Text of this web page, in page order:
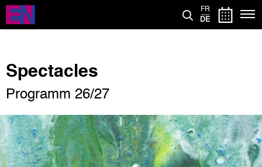
Direkt
zum
Inhalt
FR
DE
Spectacles
Programm 26/27